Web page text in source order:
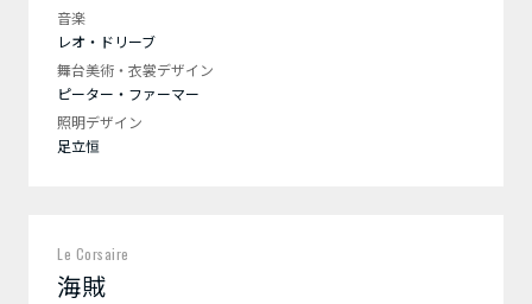
音楽
レオ・ドリーブ
舞台美術・衣裳デザイン
ピーター・ファーマー
照明デザイン
足立恒
Le Corsaire
海賊